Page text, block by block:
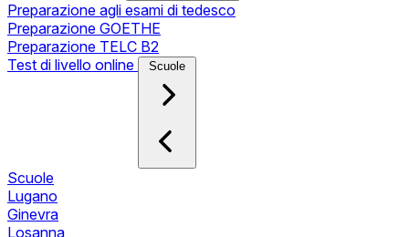
Preparazione agli esami di tedesco
Preparazione GOETHE
Preparazione TELC B2
Test di livello online
Scuole
Scuole
Lugano
Ginevra
Losanna